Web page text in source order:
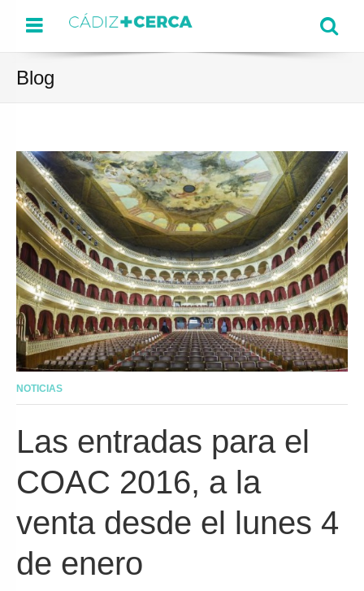
Menu
Blog
NOTICIAS
Las entradas para el
COAC 2016, a la
venta desde el lunes 4
de enero